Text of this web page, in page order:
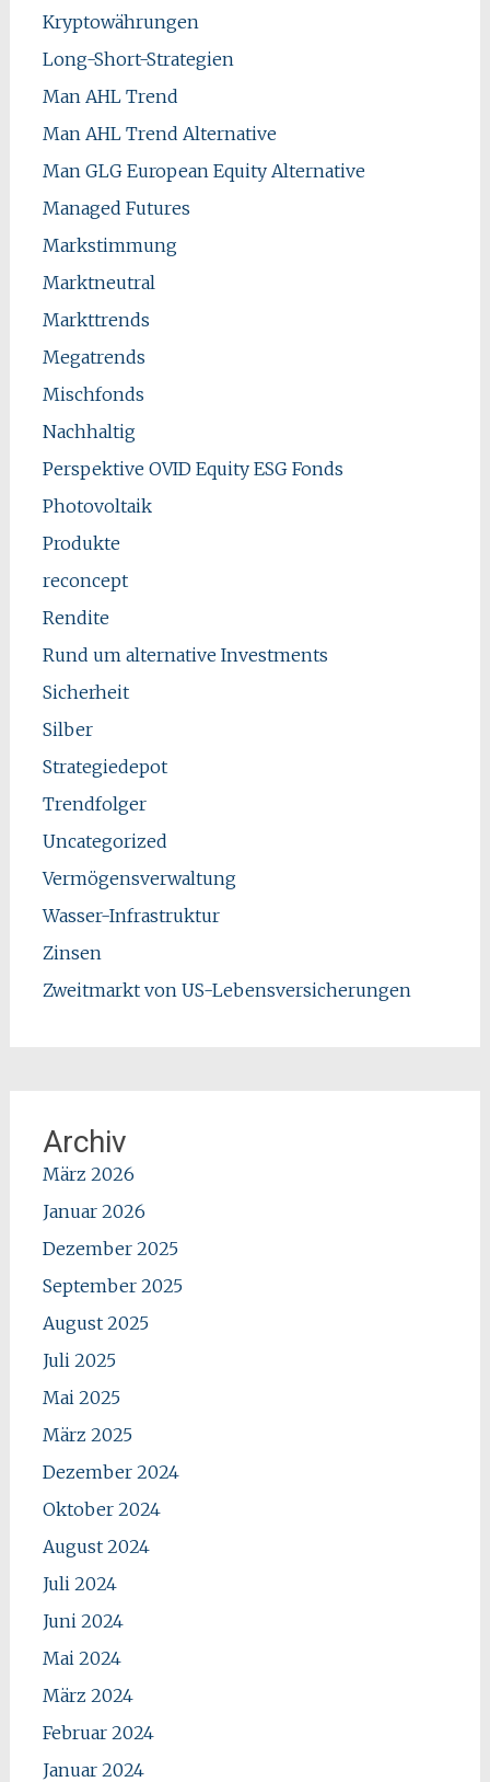
Kryptowährungen
Long-Short-Strategien
Man AHL Trend
Man AHL Trend Alternative
Man GLG European Equity Alternative
Managed Futures
Markstimmung
Marktneutral
Markttrends
Megatrends
Mischfonds
Nachhaltig
Perspektive OVID Equity ESG Fonds
Photovoltaik
Produkte
reconcept
Rendite
Rund um alternative Investments
Sicherheit
Silber
Strategiedepot
Trendfolger
Uncategorized
Vermögensverwaltung
Wasser-Infrastruktur
Zinsen
Zweitmarkt von US-Lebensversicherungen
Archiv
März 2026
Januar 2026
Dezember 2025
September 2025
August 2025
Juli 2025
Mai 2025
März 2025
Dezember 2024
Oktober 2024
August 2024
Juli 2024
Juni 2024
Mai 2024
März 2024
Februar 2024
Januar 2024